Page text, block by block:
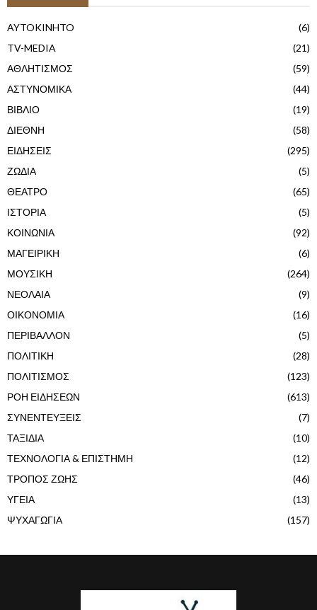
AYTOKINHTO
(6)
TV-MEDIA
(21)
ΑΘΛΗΤΙΣΜΟΣ
(59)
ΑΣΤΥΝΟΜΙΚΑ
(44)
ΒΙΒΛΙΟ
(19)
ΔΙΕΘΝΗ
(58)
ΕΙΔΗΣΕΙΣ
(295)
ΖΩΔΙΑ
(5)
ΘΕΑΤΡΟ
(65)
ΙΣΤΟΡΙΑ
(5)
ΚΟΙΝΩΝΙΑ
(92)
ΜΑΓΕΙΡΙΚΗ
(6)
ΜΟΥΣΙΚΗ
(264)
ΝΕΟΛΑΙΑ
(9)
ΟΙΚΟΝΟΜΙΑ
(16)
ΠΕΡΙΒΑΛΛΟΝ
(5)
ΠΟΛΙΤΙΚΗ
(28)
ΠΟΛΙΤΙΣΜΟΣ
(123)
ΡΟΗ ΕΙΔΗΣΕΩΝ
(613)
ΣΥΝΕΝΤΕΥΞΕΙΣ
(7)
ΤΑΞΙΔΙΑ
(10)
ΤΕΧΝΟΛΟΓΙΑ & ΕΠΙΣΤΗΜΗ
(12)
ΤΡΟΠΟΣ ΖΩΗΣ
(46)
ΥΓΕΙΑ
(13)
ΨΥΧΑΓΩΓΙΑ
(157)